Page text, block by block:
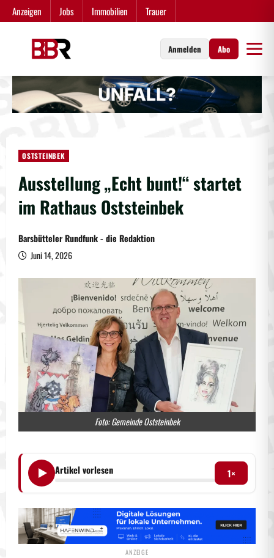
Zum
Inhalt
Anzeigen Jobs Immobilien Trauer
Anmelden Abo
OSTSTEINBEK
Ausstellung „Echt bunt!“ startet
im Rathaus Oststeinbek
Barsbütteler Rundfunk - die Redaktion
Juni 14, 2026
Foto: Gemeinde Oststeinbek
Artikel vorlesen 1×